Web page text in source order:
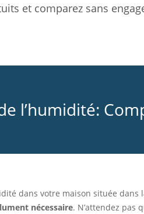
et comparez sans
l’humidité:
dans votre maison située dans
nécessaire. N’attendez pas